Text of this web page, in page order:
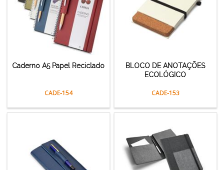
Caderno A5 Papel Reciclado
CADE-154
BLOCO DE ANOTAÇÕES
ECOLÓGICO
CADE-153